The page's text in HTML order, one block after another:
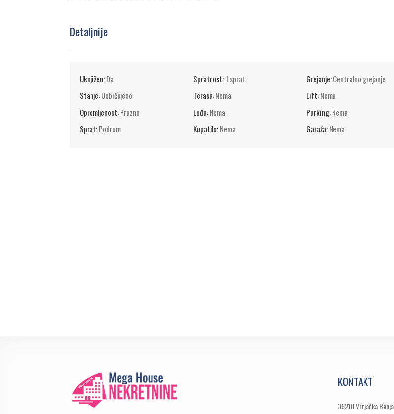
Detaljnije
Uknjižen:Da
Stanje:Uobičajeno
Opremljenost:Prazno
Sprat:Podrum
Spratnost:1 sprat
Terasa:Nema
Lođa:Nema
Kupatilo:Nema
Grejanje:Centralno grejanje
Lift:Nema
Parking:Nema
Garaža:Nema
KONTAKT
36210 Vrnjačka Banja